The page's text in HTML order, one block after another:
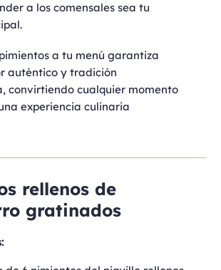
a los comensales sea tu
a tu menú garantiza
auténtico y tradición
convirtiendo cualquier momento
experiencia culinaria
rellenos de
gratinados